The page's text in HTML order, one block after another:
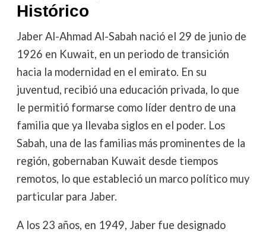
Histórico
Jaber Al-Ahmad Al-Sabah nació el 29 de junio de
1926 en Kuwait, en un periodo de transición
hacia la modernidad en el emirato. En su
juventud, recibió una educación privada, lo que
le permitió formarse como líder dentro de una
familia que ya llevaba siglos en el poder. Los
Sabah, una de las familias más prominentes de la
región, gobernaban Kuwait desde tiempos
remotos, lo que estableció un marco político muy
particular para Jaber.
A los 23 años, en 1949, Jaber fue designado